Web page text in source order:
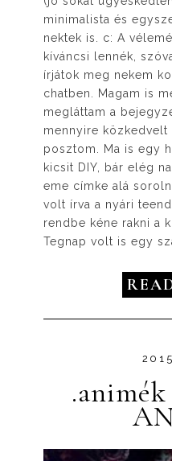
minimalista és
nektek is. c: A
kíváncsi lennék,
írjátok meg nekem
chatben. Magam is
megláttam a
mennyire
posztom. Ma is egy
kicsit DIY, bár elég
eme címke alá
volt írva a nyári
rendbe kéne rakni a
Tegnap volt is egy
.animék